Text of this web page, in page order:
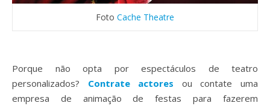
Foto Cache Theatre
Porque não opta por espectáculos de teatro
personalizados? Contrate actores ou contate uma
empresa de animação de festas para fazerem